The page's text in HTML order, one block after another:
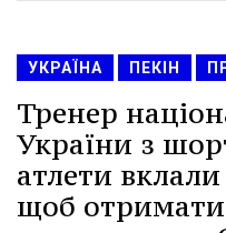
УКРАЇНА ПЕКІН
Тренер
України з
атлети
щоб